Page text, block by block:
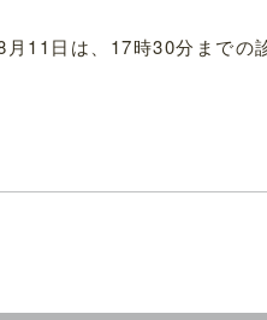
11日は、17時30分までの